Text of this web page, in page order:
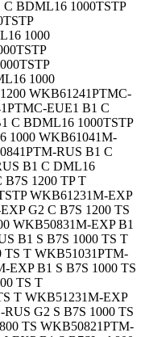
BDML16 1000TSTP
1000
1000
WKB61241PTMC-
EUE1 B1 C
C BDML16 1000TSTP
1000 WKB61041M-
RUS B1 C
B1 C DML16
1200 TP T
WKB61231M-EXP
G2 C B7S 1200 TS
WKB50831M-EXP B1
B1 S B7S 1000 TS T
TS T WKB51031PTM-
EXP B1 S B7S 1000 TS
TS T
T WKB51231M-EXP
G2 S B7S 1000 TS
TS WKB50821PTM-